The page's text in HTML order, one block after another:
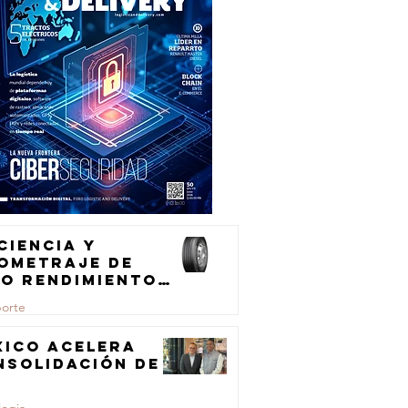
y
de
rendimiento
de
acelera
de